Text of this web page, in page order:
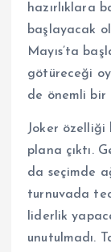
hazırlıklara
başlayacak
Mayıs’ta
götüreceği
de önemli bir
Joker özelliği
plana çıktı.
da seçimde
turnuvada
liderlik
unutulmadı.